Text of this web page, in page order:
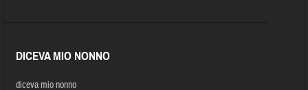
DICEVA MIO NONNO
diceva mio nonno